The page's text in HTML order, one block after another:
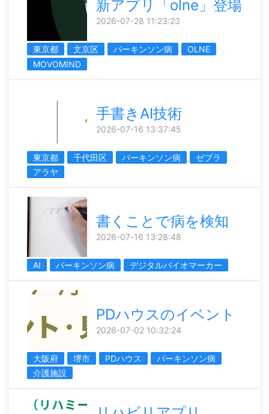
新アプリ「olne」登場
2026-07-28 11:23:23
東京都 文京区 パーキンソン病
OLNE
MOVOMIND
手書きAI技術
2026-07-16 13:37:45
東京都 千代田区 パーキンソン病
ゼブラ
アラヤ
書くことで病を検知
2026-07-16 13:28:48
AI パーキンソン病 デジタルバイオマーカー
PDハウスのイベント
2026-07-02 10:32:24
大阪府 堺市 PDハウス
パーキンソン病
介護施設